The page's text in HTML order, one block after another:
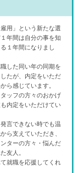
用」という新たな選
年間は自分の事を知
１年間になりまし
した同い年の同期を
たが、内定をいただ
ら感じています。
ッフの方々のおかげ
内定をいただけてい
言できない時でも温
ら支えていただき、
ターの方々・悩んだ
友人。
就職を応援してくれ